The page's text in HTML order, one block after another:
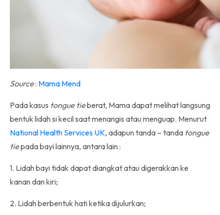
Source: Mama Mend
Pada kasus tongue tieberat, Mama dapat melihat langsung
bentuk lidah si kecil saat menangis atau menguap. Menurut
National Health Services UK, adapun tanda – tanda tongue
tiepada bayi lainnya, antara lain :
1. Lidah bayi tidak dapat diangkat atau digerakkan ke
kanan dan kiri;
2. Lidah berbentuk hati ketika dijulurkan;